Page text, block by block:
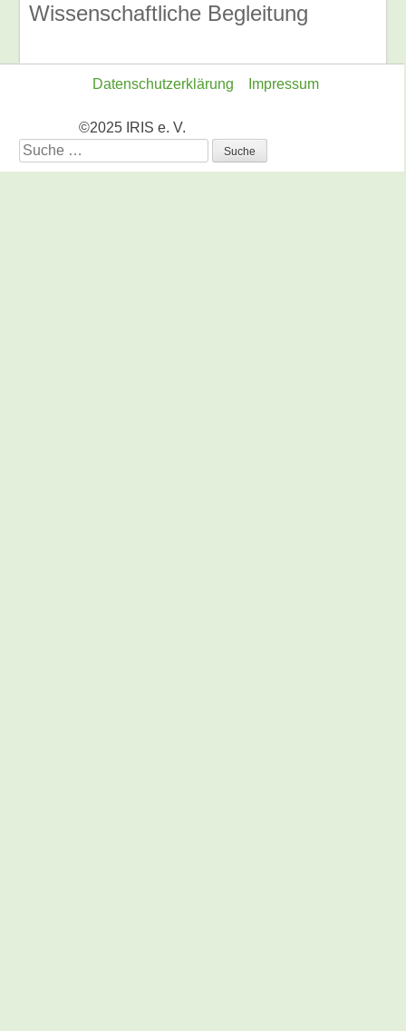
Wissenschaftliche Begleitung
Datenschutzerklärung Impressum
©2025 IRIS e. V.
Suche
nach: